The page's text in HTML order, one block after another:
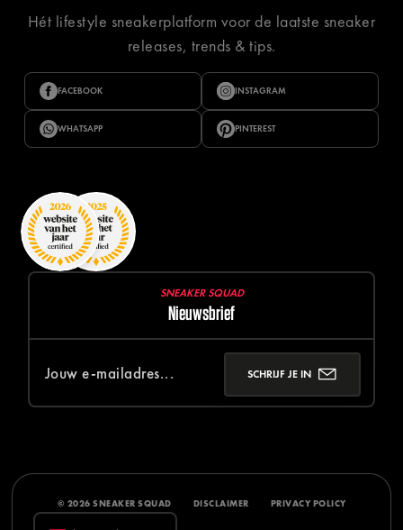
Hét lifestyle sneakerplatform voor de laatste sneaker
releases, trends & tips.
FACEBOOK INSTAGRAM
WHATSAPP PINTEREST
SNEAKER SQUAD
Nieuwsbrief
SCHRIJF JE IN
© 2026 SNEAKER SQUAD DISCLAIMER PRIVACY POLICY